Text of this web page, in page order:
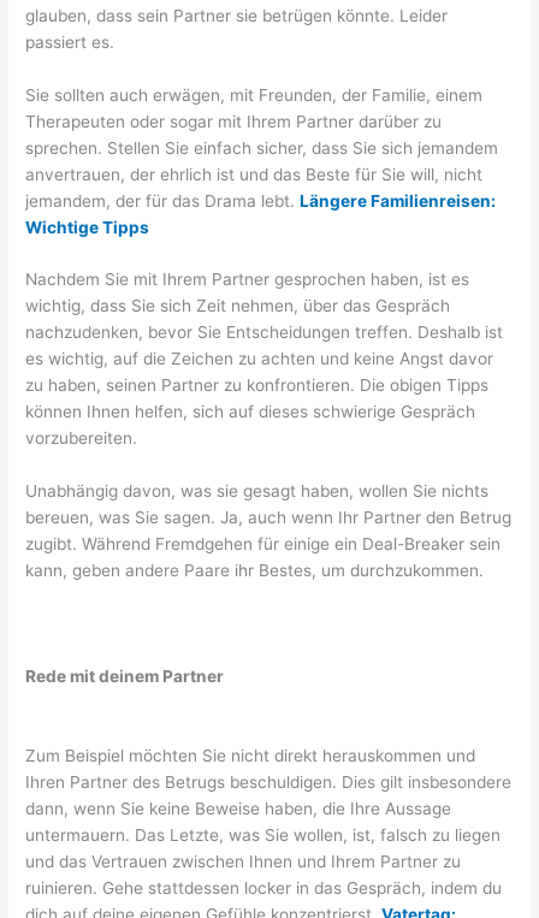
glauben, dass sein Partner sie betrügen könnte. Leider
passiert es.
Sie sollten auch erwägen, mit Freunden, der Familie, einem
Therapeuten oder sogar mit Ihrem Partner darüber zu
sprechen. Stellen Sie einfach sicher, dass Sie sich jemandem
anvertrauen, der ehrlich ist und das Beste für Sie will, nicht
jemandem, der für das Drama lebt.Längere Familienreisen:
Wichtige Tipps
Nachdem Sie mit Ihrem Partner gesprochen haben, ist es
wichtig, dass Sie sich Zeit nehmen, über das Gespräch
nachzudenken, bevor Sie Entscheidungen treffen. Deshalb ist
es wichtig, auf die Zeichen zu achten und keine Angst davor
zu haben, seinen Partner zu konfrontieren. Die obigen Tipps
können Ihnen helfen, sich auf dieses schwierige Gespräch
vorzubereiten.
Unabhängig davon, was sie gesagt haben, wollen Sie nichts
bereuen, was Sie sagen. Ja, auch wenn Ihr Partner den Betrug
zugibt. Während Fremdgehen für einige ein Deal-Breaker sein
kann, geben andere Paare ihr Bestes, um durchzukommen.
Rede mit deinem Partner
Zum Beispiel möchten Sie nicht direkt herauskommen und
Ihren Partner des Betrugs beschuldigen. Dies gilt insbesondere
dann, wenn Sie keine Beweise haben, die Ihre Aussage
untermauern. Das Letzte, was Sie wollen, ist, falsch zu liegen
und das Vertrauen zwischen Ihnen und Ihrem Partner zu
ruinieren. Gehe stattdessen locker in das Gespräch, indem du